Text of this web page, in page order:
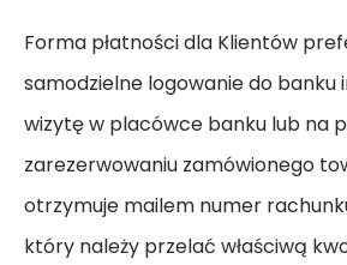
Forma płatności dla Klientów
samodzielne logowanie do
wizytę w placówce banku lub na
zarezerwowaniu zamówionego
otrzymuje mailem numer
który należy przelać właściwą